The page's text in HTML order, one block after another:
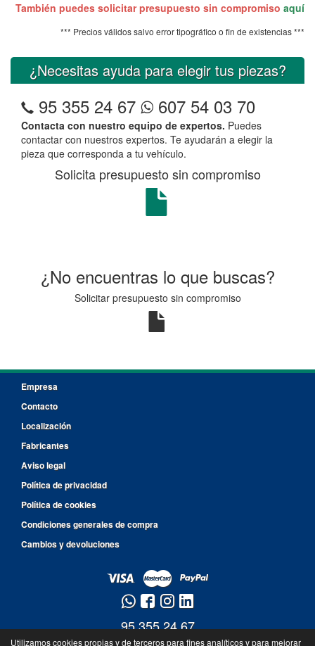
También puedes solicitar presupuesto sin compromiso aquí
*** Precios válidos salvo error tipográfico o fin de existencias ***
¿Necesitas ayuda para elegir tus piezas?
95 355 24 67 607 54 03 70
Contacta con nuestro equipo de expertos. Puedes
contactar con nuestros expertos. Te ayudarán a elegir la
pieza que corresponda a tu vehículo.
Solicita presupuesto sin compromiso
¿No encuentras lo que buscas?
Solicitar presupuesto sin compromiso
Empresa
Contacto
Localización
Fabricantes
Aviso legal
Política de privacidad
Política de cookies
Condiciones generales de compra
Cambios y devoluciones
95 355 24 67
Utilizamos cookies propias y de terceros para fines analíticos y para mejorar